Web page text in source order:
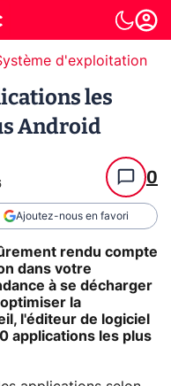
d'exploitation
les
Android
0
Ajoutez-nous en favori
rendu compte
dans votre
à se décharger
la
l'éditeur de logiciel
applications les plus